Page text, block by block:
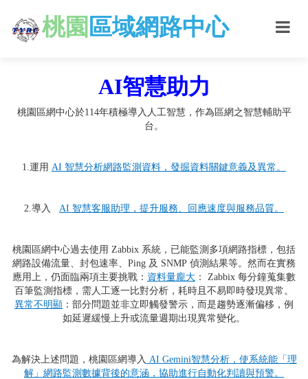
桃園 區域網路中心
AI智慧助力
桃園區網中心於114年積極導入人工智慧，作為區網之智慧輔助平
台。
1.運用 AI 智慧分析網路監測資料，發掘資料關鍵意義及異常。
2.導入 AI 智慧客服助理，提升服務、回應速度與服務品質。
桃園區網中心過去使用 Zabbix 系統，已能監測多項網路指標，包括
網路設備流量、封包速率、Ping 及 SNMP 偵測結果等。然而在實務
應用上，仍面臨兩項主要挑戰： 資料量龐大 ： Zabbix 每分鐘蒐集數
百筆監測指標，需人工逐一比對分析，耗時且不易即時發現異常。
異常不明顯 ：部分問題並非立即觸發警示，而是趨勢逐漸偏移，例
如延遲緩慢上升或流量週期出現異常變化。
為解決上述問題，桃園區網導入 AI Gemini智慧分析，使系統能「理
解」網路監測數據背後的意涵，協助進行自動化判讀與預警。